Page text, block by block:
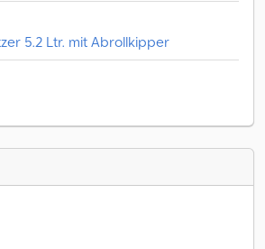
5.2 Ltr. mit Abrollkipper